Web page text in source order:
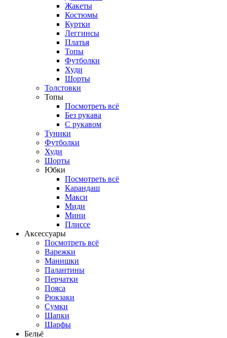
Жакеты
Костюмы
Куртки
Леггинсы
Платья
Топы
Футболки
Худи
Шорты
Толстовки
Топы
Посмотреть всё
Без рукава
С рукавом
Туники
Футболки
Худи
Шорты
Юбки
Посмотреть всё
Карандаш
Макси
Миди
Мини
Плиссе
Аксессуары
Посмотреть всё
Варежки
Манишки
Палантины
Перчатки
Пояса
Рюкзаки
Сумки
Шапки
Шарфы
Бельё